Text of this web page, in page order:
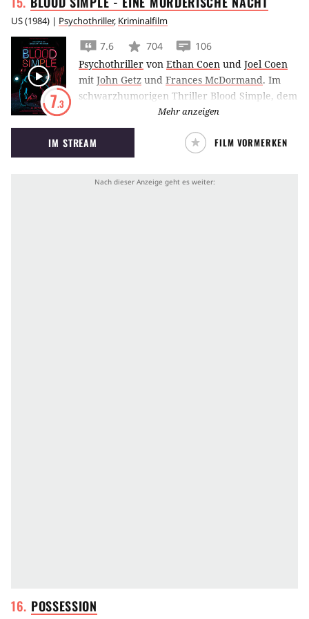
US(1984) | Psychothriller, Kriminalfilm
7.3
7.6 704
106
Psychothriller von Ethan Coen und Joel Coen
mit John Getz und Frances McDormand. Im
schwarzhumorigen Thriller Blood Simple, dem
ersten Film der Coen Brüder, versucht ein
betrogener Ehemann seine Frau und ihren
Liebhaber ermorden zu lassen, doch der
Killer hat anderes vor.
Mehr anzeigen
IM STREAM FILM VORMERKEN
POSSESSION